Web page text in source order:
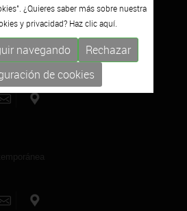
¿Quieres saber más sobre nuestra
y privacidad? Haz clicaquí.
navegando
Rechazar
de cookies